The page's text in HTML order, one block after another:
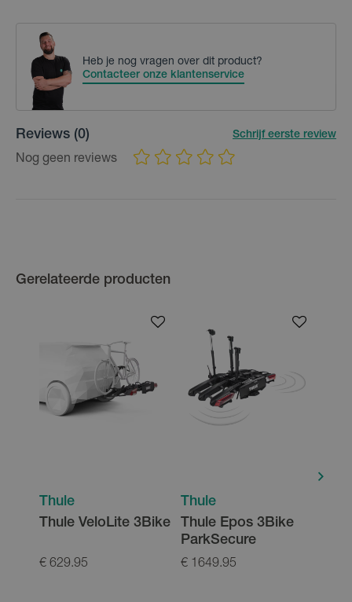
Heb je nog vragen over dit product?
Contacteer onze klantenservice
Reviews (0) Schrijf eerste review
Nog geen reviews
Gerelateerde producten
Thule
Thule VeloLite 3Bike
€ 629.95
Thule
Thule Epos 3Bike
ParkSecure
€ 1649.95